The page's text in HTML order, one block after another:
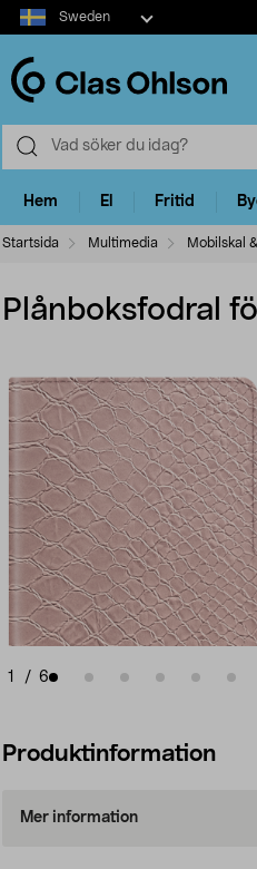
Select
market
Sweden
Hem El Fritid
Startsida Multimedia Mobilskal
Plånboksfodral
1 / 6
Produktinformation
Mer information